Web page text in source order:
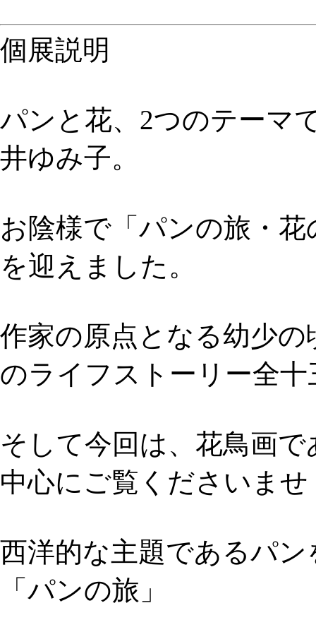
個展説明
パンと花、2つのテーマ
井ゆみ子。
お陰様で「パンの旅・
を迎えました。
作家の原点となる幼少
のライフストーリー全
そして今回は、花鳥画
中心にご覧くださいませ
西洋的な主題であるパ
「パンの旅」